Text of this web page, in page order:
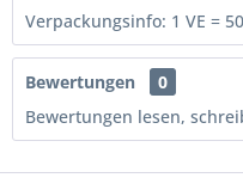
Verpackungsinfo: 1 VE =
Bewertungen
0
Bewertungen lesen,